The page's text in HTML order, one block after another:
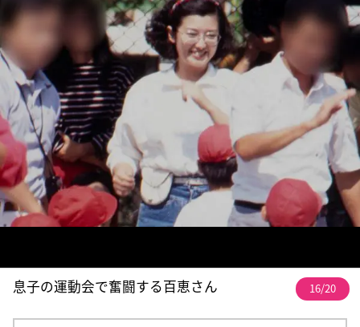
息子の運動会で奮闘する百恵さん 16/20